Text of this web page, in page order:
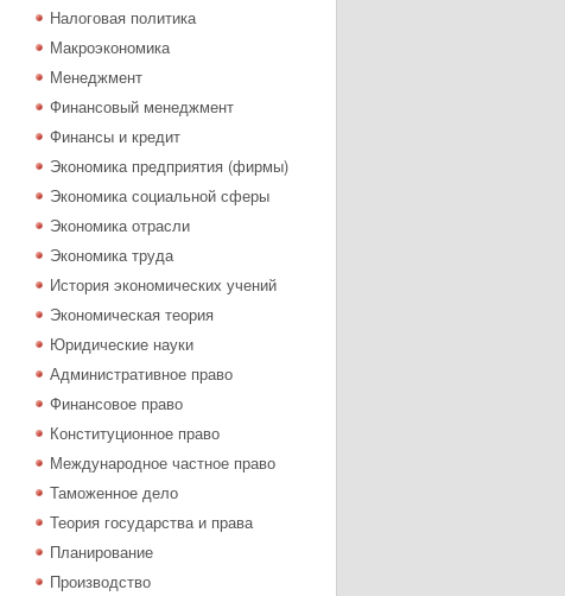
Налоговая политика
Макроэкономика
Менеджмент
Финансовый менеджмент
Финансы и кредит
Экономика предприятия (фирмы)
Экономика социальной сферы
Экономика отрасли
Экономика труда
История экономических учений
Экономическая теория
Юридические науки
Административное право
Финансовое право
Конституционное право
Международное частное право
Таможенное дело
Теория государства и права
Планирование
Производство